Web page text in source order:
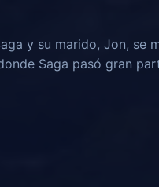
y su marido, Jon, se
Saga pasó gran